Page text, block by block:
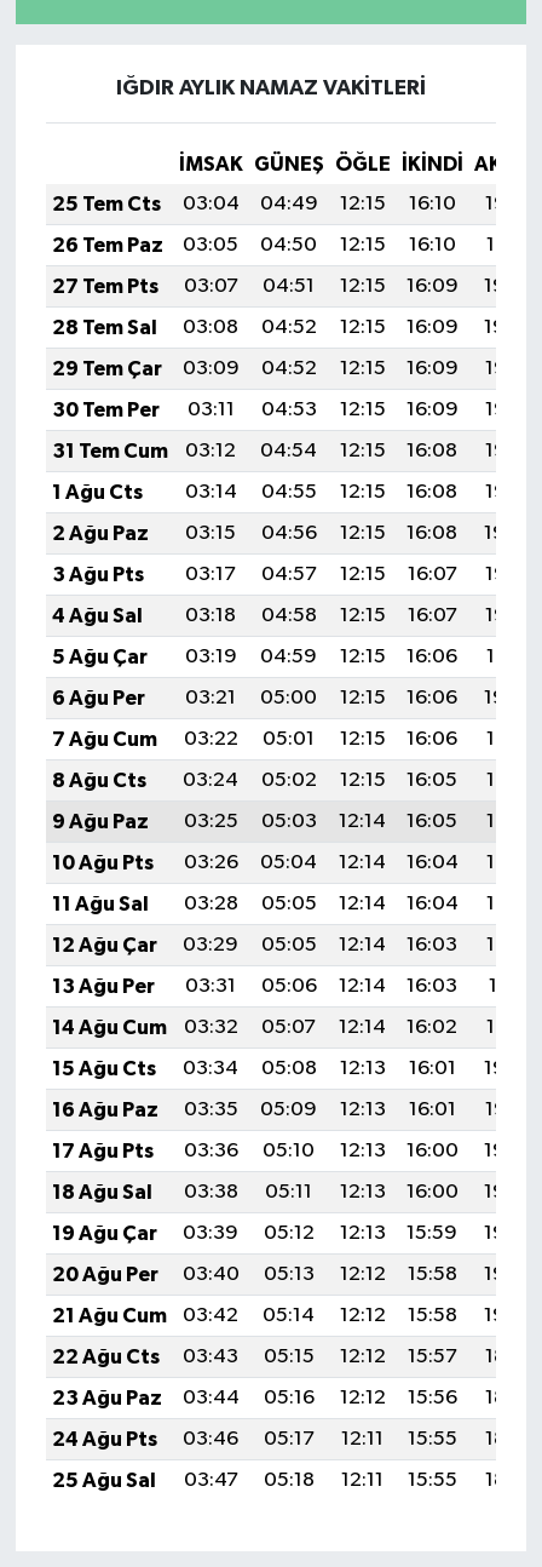
IĞDIR AYLIK NAMAZ VAKITLERI
İMSAK GÜNEŞ ÖĞLE İKINDI
25 Tem Cts
03:04 04:49 12:15 16:10
19:32
26 Tem Paz
03:05 04:50 12:15 16:10
19:31
27 Tem Pts
03:07 04:51 12:15 16:09
19:30
28 Tem Sal
03:08 04:52 12:15 16:09
19:29
29 Tem Çar
03:09 04:52 12:15 16:09
19:28
30 Tem Per
03:11 04:53 12:15 16:09
19:27
31 Tem Cum
03:12 04:54 12:15 16:08
19:26
1 Ağu Cts
03:14 04:55 12:15 16:08
19:25
2 Ağu Paz
03:15 04:56 12:15 16:08
19:24
3 Ağu Pts
03:17 04:57 12:15 16:07
19:23
4 Ağu Sal
03:18 04:58 12:15 16:07
19:22
5 Ağu Çar
03:19 04:59 12:15 16:06
19:21
6 Ağu Per
03:21 05:00 12:15 16:06
19:20
7 Ağu Cum
03:22 05:01 12:15 16:06
19:19
8 Ağu Cts
03:24 05:02 12:15 16:05
19:17
9 Ağu Paz
03:25 05:03 12:14 16:05
19:16
10 Ağu Pts
03:26 05:04 12:14 16:04
19:15
11 Ağu Sal
03:28 05:05 12:14 16:04
19:14
12 Ağu Çar
03:29 05:05 12:14 16:03
19:13
13 Ağu Per
03:31 05:06 12:14 16:03
19:11
14 Ağu Cum
03:32 05:07 12:14 16:02
19:10
15 Ağu Cts
03:34 05:08 12:13 16:01
19:09
16 Ağu Paz
03:35 05:09 12:13 16:01
19:07
17 Ağu Pts
03:36 05:10 12:13 16:00
19:06
18 Ağu Sal
03:38 05:11 12:13 16:00
19:05
19 Ağu Çar
03:39 05:12 12:13 15:59
19:03
20 Ağu Per
03:40 05:13 12:12 15:58
19:02
21 Ağu Cum
03:42 05:14 12:12 15:58
19:00
22 Ağu Cts
03:43 05:15 12:12 15:57
18:59
23 Ağu Paz
03:44 05:16 12:12 15:56
18:57
24 Ağu Pts
03:46 05:17 12:11 15:55
18:56
25 Ağu Sal
03:47 05:18 12:11 15:55 18:54